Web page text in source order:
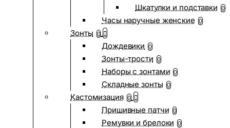
Шкатулки и подставки 0
Часы наручные женские 0
Зонты 0
Дождевики 0
Зонты-трости 0
Наборы с зонтами 0
Складные зонты 0
Кастомизация 0
Пришивные патчи 0
Ремувки и брелоки 0